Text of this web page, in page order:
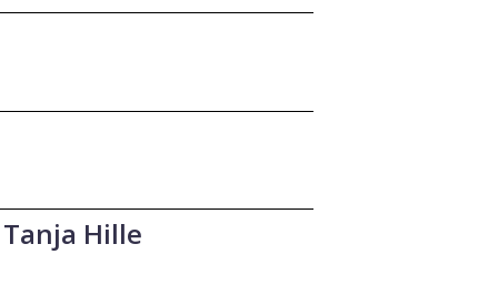
Hille